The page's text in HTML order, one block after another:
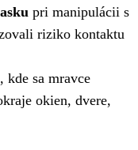
pri manipulácii s
riziko kontaktu
kde sa mravce
okien, dvere,